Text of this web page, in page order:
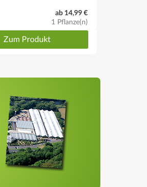
ab 14,99 €
1 Pflanze(n)
Zum Produkt